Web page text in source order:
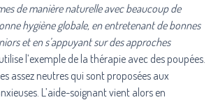
de manière naturelle avec beaucoup de
hygiène globale, en entretenant de bonnes
et en s’appuyant sur des approches
l’exemple de la thérapie avec des poupées.
assez neutres qui sont proposées aux
L’aide-soignant vient alors en